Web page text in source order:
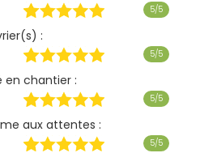
5/5
:
5/5
en chantier :
5/5
aux attentes :
5/5